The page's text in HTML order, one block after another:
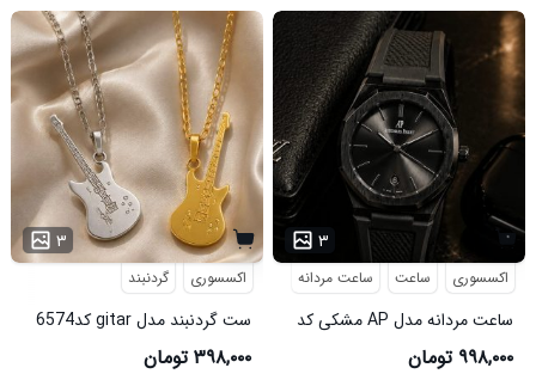
۳
اکسسوری گردنبند
ست گردنبند مدل gitar کد6574
۳۹۸,۰۰۰ تومان
۳
اکسسوری ساعت ساعت مردانه
ساعت مردانه مدل AP مشکی کد
6546
۹۹۸,۰۰۰ تومان